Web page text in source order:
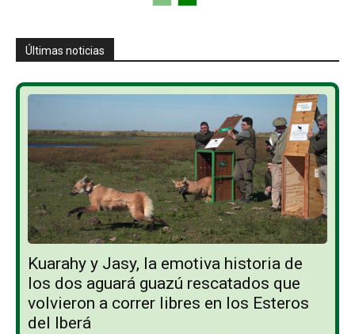
Últimas noticias
Kuarahy y Jasy, la emotiva historia de
los dos aguará guazú rescatados que
volvieron a correr libres en los Esteros
del Iberá